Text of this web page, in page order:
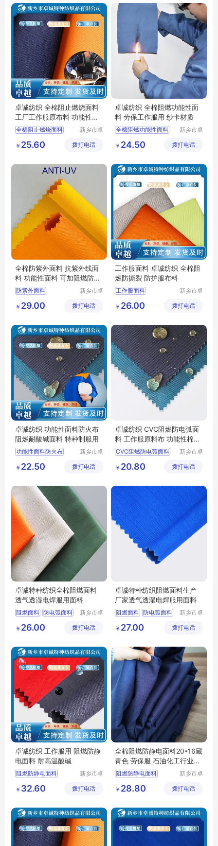
卓诚纺织 全棉阻止燃烧面料
工厂工作服原布料 功能性布
天然纤维棉
全棉阻止燃烧面料
阻燃布厂家
新乡市卓
织品有限
￥ 25.60 拨打电话
卓诚纺织 全棉阻燃功能性面
料 劳保工作服用 纱卡材质
全棉阻燃功能性面料
阻燃布厂家
新乡市卓
织品有限
￥ 24.50 拨打电话
全棉防紫外面料 抗紫外线面
料 功能性面料 可加阻燃防静
电功能
防紫外面料
功能性面料
工装面料
新乡市卓
织品有限
￥ 29.00 拨打电话
工作服面料 卓诚纺织 全棉阻
燃防撕裂 防护服布料
工作服面料
全棉阻燃面料
阻燃布
新乡市卓
织品有限
￥ 26.00 拨打电话
卓诚纺织 功能性面料防火布
阻燃耐酸碱面料 特种制服用
功能性面料防火布
特种制服用
新乡市卓
织品有限
￥ 22.50 拨打电话
卓诚纺织 CVC阻燃防电弧面
料 工作服原料布 功能性棉类
面料
CVC阻燃防电弧面料
功能性棉类面料
涤棉
新乡市卓
织品有限
￥ 20.80 拨打电话
卓诚特种纺织全棉阻燃面料
透气透湿电焊服用面料
阻燃面料 防电弧面料
焊工服
新乡市卓
织品有限
￥ 26.00 拨打电话
卓诚特种纺织阻燃面料生产
厂家透气透湿电焊服用面料
阻燃面料 防电弧面料
焊工服
新乡市卓
织品有限
￥ 27.00 拨打电话
卓诚纺织 工作服用 阻燃防静
电面料 耐高温酸碱
阻燃防静电面料
耐酸碱面料
阻燃纱卡
新乡市卓
织品有限
￥ 32.60 拨打电话
全棉阻燃防静电面料20*16藏
青色 劳保服 石油化工行业工
作服
阻燃防静电面料
防静电布 工作服面料
新乡市卓
织品有限
￥ 28.80 拨打电话